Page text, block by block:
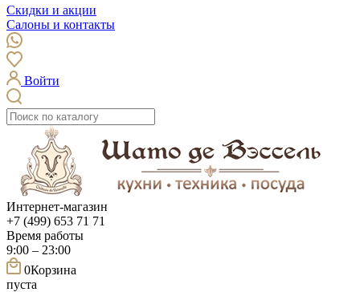
Скидки и акции
Салоны и контакты
Войти
Интернет-магазин
+7 (499) 653 71 71
Время работы
9:00 – 23:00
0Корзина
пуста